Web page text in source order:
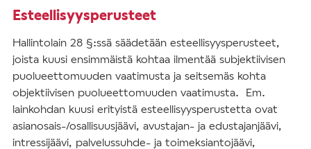
Esteellisyysperusteet
Hallintolain 28 §:ssä säädetään esteellisyysperusteet,
joista kuusi ensimmäistä kohtaa ilmentää subjektiivisen
puolueettomuuden vaatimusta ja seitsemäs kohta
objektiivisen puolueettomuuden vaatimusta. Em.
lainkohdan kuusi erityistä esteellisyysperustetta ovat
asianosais-/osallisuusjäävi, avustajan- ja edustajanjäävi,
intressijäävi, palvelussuhde- ja toimeksiantojäävi,